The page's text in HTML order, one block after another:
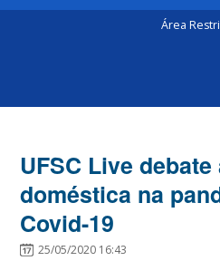
Área
UFSC Live
doméstica na
Covid-19
25/05/2020 16:43